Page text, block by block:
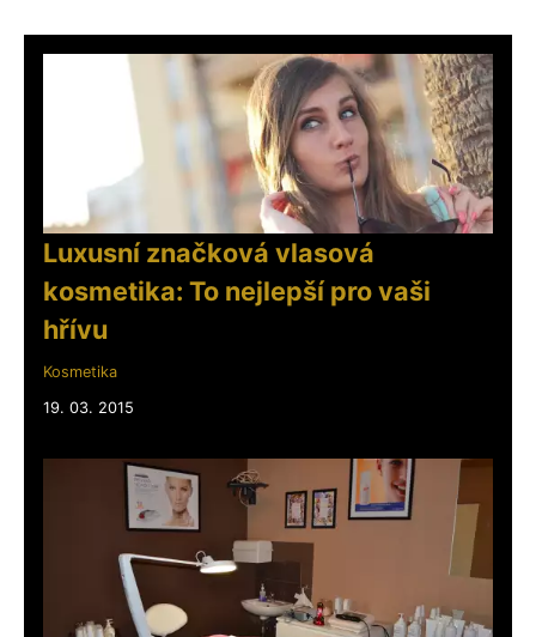
Luxusní značková vlasová
kosmetika: To nejlepší pro vaši
hřívu
Kosmetika
19. 03. 2015